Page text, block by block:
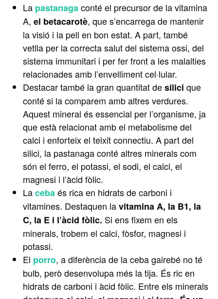
La pastanagaconté el precursor de la vitamina
A, el betacarotè, que s’encarrega de mantenir
la visió i la pell en bon estat. A part, també
vetlla per la correcta salut del sistema ossi, del
sistema immunitari i per fer front a les malalties
relacionades amb l’envelliment cel·lular.
Destacar també la gran quantitat desilici que
conté si la comparem amb altres verdures.
Aquest mineral és essencial per l’organisme, ja
que està relacionat amb el metabolisme del
calci i enforteix el teixit connectiu. A part del
silici, la pastanaga conté altres minerals com
són el ferro, el potassi, el sodi, el calci, el
magnesi i l’àcid fòlic.
Lacebaés rica en hidrats de carboni i
vitamines. Destaquen lavitamina A, la B1, la
C, la E i l’àcid fòlic. Si ens fixem en els
minerals, trobem el calci, fòsfor, magnesi i
potassi.
El porro, a diferència de la ceba gairebé no té
bulb, però desenvolupa més la tija. És ric en
hidrats de carboni i àcid fòlic. Entre els minerals